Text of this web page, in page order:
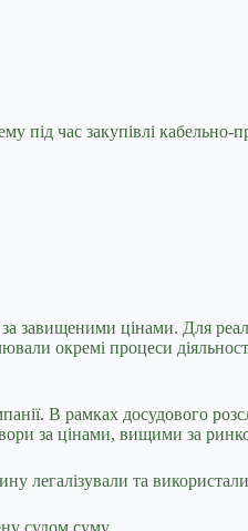
під час закупівлі кабельно-
завищеними цінами. Для
окремі процеси
В рамках досудового
за цінами, вищими за
легалізували та
судом суму.